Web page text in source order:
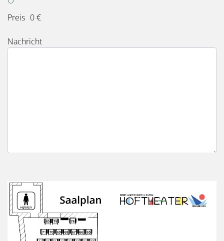
Preis 0 €
Nachricht
Bild